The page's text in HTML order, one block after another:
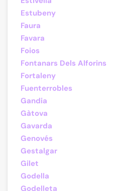
Estubeny
Faura
Favara
Foios
Fontanars Dels Alforins
Fortaleny
Fuenterrobles
Gandia
Gàtova
Gavarda
Genovés
Gestalgar
Gilet
Godella
Godelleta